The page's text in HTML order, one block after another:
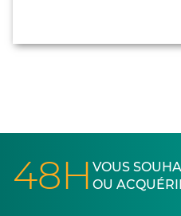
48H VOUS
OU